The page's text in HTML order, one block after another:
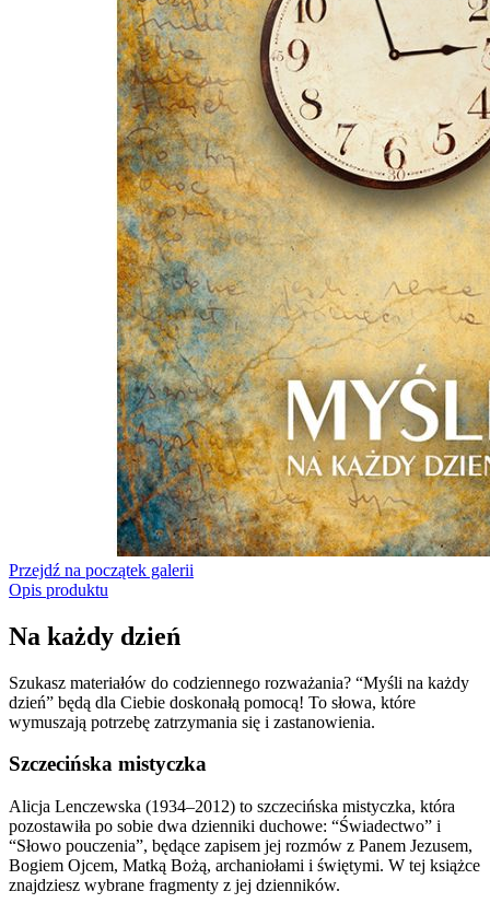
Przejdź na początek galerii
Opis produktu
Na każdy dzień
Szukasz materiałów do codziennego rozważania? “Myśli na każdy
dzień” będą dla Ciebie doskonałą pomocą! To słowa, które
wymuszają potrzebę zatrzymania się i zastanowienia.
Szczecińska mistyczka
Alicja Lenczewska (1934–2012) to szczecińska mistyczka, która
pozostawiła po sobie dwa dzienniki duchowe: “Świadectwo” i
“Słowo pouczenia”, będące zapisem jej rozmów z Panem Jezusem,
Bogiem Ojcem, Matką Bożą, archaniołami i świętymi. W tej książce
znajdziesz wybrane fragmenty z jej dzienników.